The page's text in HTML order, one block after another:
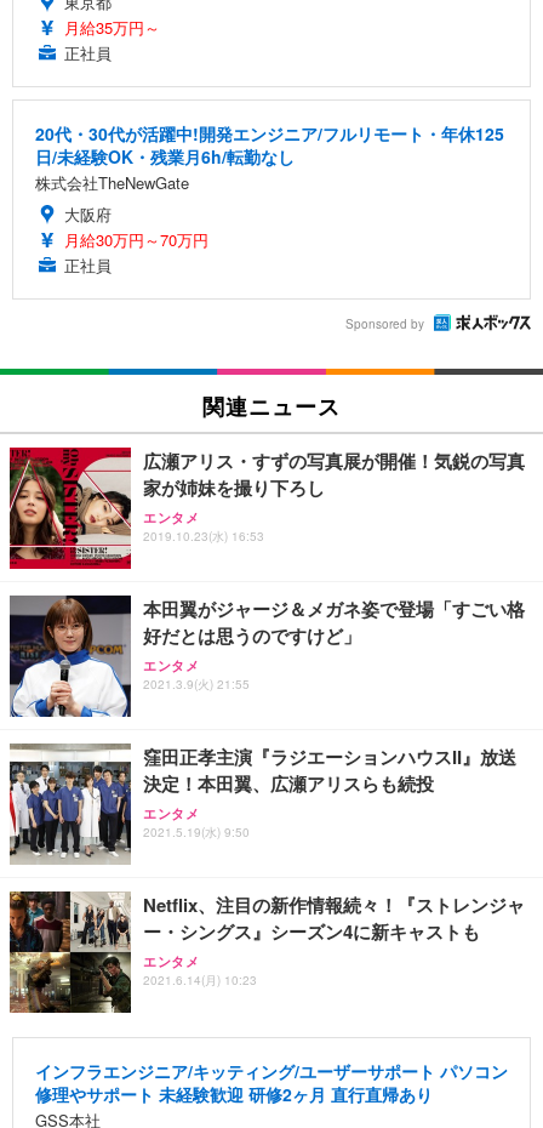
月給35万円～
正社員
20代・30代が活躍中!開発エンジニア/フルリモート・年休125
日/未経験OK・残業月6h/転勤なし
株式会社TheNewGate
大阪府
月給30万円～70万円
正社員
Sponsored by
関連ニュース
広瀬アリス・すずの写真展が開催！気鋭の写真
家が姉妹を撮り下ろし
エンタメ
2019.10.23(水) 16:53
本田翼がジャージ＆メガネ姿で登場「すごい格
好だとは思うのですけど」
エンタメ
2021.3.9(火) 21:55
窪田正孝主演『ラジエーションハウスII』放送
決定！本田翼、広瀬アリスらも続投
エンタメ
2021.5.19(水) 9:50
Netflix、注目の新作情報続々！『ストレンジャ
ー・シングス』シーズン4に新キャストも
エンタメ
2021.6.14(月) 10:23
インフラエンジニア/キッティング/ユーザーサポート パソコン
修理やサポート 未経験歓迎 研修2ヶ月 直行直帰あり
GSS本社